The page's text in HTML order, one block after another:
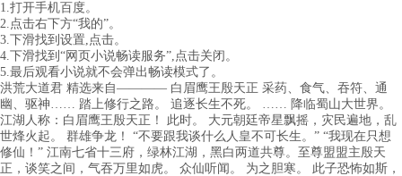
1.打开手机百度。
2.点击右下方“我的”。
3.下滑找到设置,点击。
4.下滑找到“网页小说畅读服务”,点击关闭。
5.最后观看小说就不会弹出畅读模式了。
洪荒大道君 精选来自———— 白眉鹰王殷天正 采药、食气、吞符、通
幽、驱神…… 踏上修行之路。 追逐长生不死。 …… 降临蜀山大世界。
江湖人称：白眉鹰王殷天正！ 此时。 大元朝廷帝星飘摇，灾民遍地，乱
世烽火起。 群雄争龙！ “不要跟我谈什么人皇不可长生。” “我现在只想
修仙！” 江南七省十三府，绿林江湖，黑白两道共尊。至尊盟盟主殷天
正，谈笑之间，气吞万里如虎。 众仙听闻。 为之胆寒。 此子恐怖如斯，